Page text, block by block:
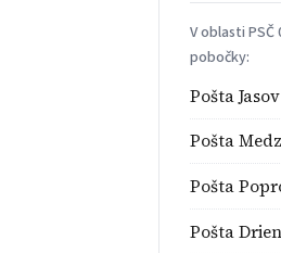
V oblasti
pobočky:
Pošta Jasov
Pošta
Pošta
Pošta